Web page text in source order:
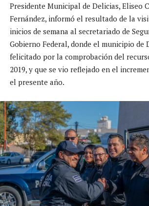
Presidente Municipal de Delicias, Eliseo
Fernández, informó el resultado de la
inicios de semana al secretariado de
Gobierno Federal, donde el municipio de
felicitado por la comprobación del
2019, y que se vio reflejado en el
el presente año.